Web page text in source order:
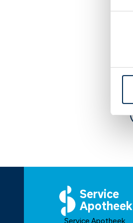
Service
Apotheek
Service Apotheek